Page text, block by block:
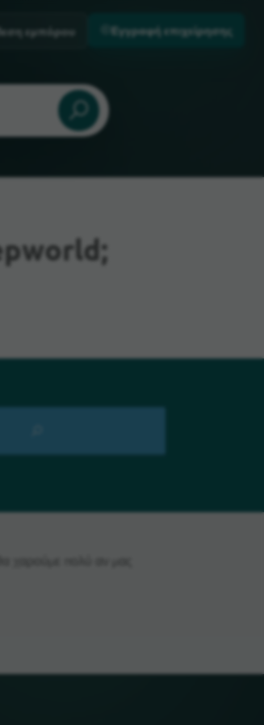
εμπόρου Εγγραφή επιχείρησης
χαρούμε πολύ αν μας